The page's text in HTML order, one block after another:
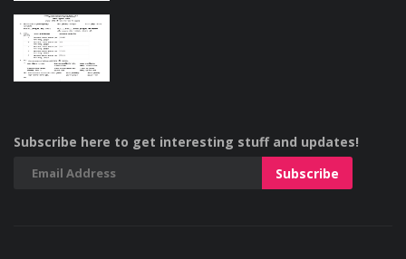
Subscribe here to get interesting stuff and updates!